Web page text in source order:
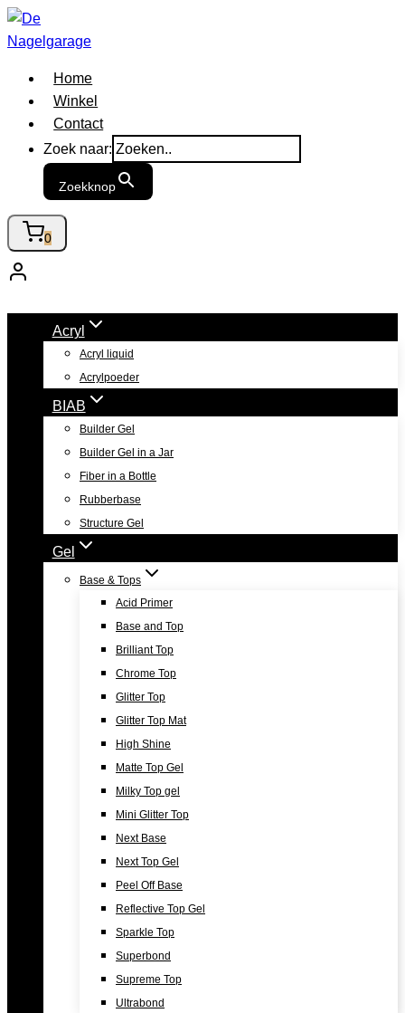
Doorgaan
naar
Home
Winkel
Contact
Zoek naar:
Zoekknop
0
Acryl
Acryl liquid
Acrylpoeder
BIAB
Builder Gel
Builder Gel in a Jar
Fiber in a Bottle
Rubberbase
Structure Gel
Gel
Base & Tops
Acid Primer
Base and Top
Brilliant Top
Chrome Top
Glitter Top
Glitter Top Mat
High Shine
Matte Top Gel
Milky Top gel
Mini Glitter Top
Next Base
Next Top Gel
Peel Off Base
Reflective Top Gel
Sparkle Top
Superbond
Supreme Top
Ultrabond